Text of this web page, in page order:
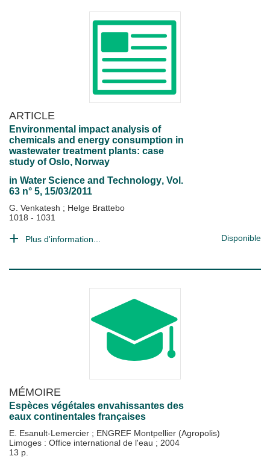
ARTICLE
Environmental impact analysis of
chemicals and energy consumption in
wastewater treatment plants: case
study of Oslo, Norway
in Water Science and Technology, Vol.
63 n° 5, 15/03/2011
G. Venkatesh ; Helge Brattebo
1018 - 1031
Plus d'information... Disponible
MÉMOIRE
Espèces végétales envahissantes des
eaux continentales françaises
E. Esanult-Lemercier ; ENGREF Montpellier (Agropolis)
Limoges : Office international de l'eau ; 2004
13 p.